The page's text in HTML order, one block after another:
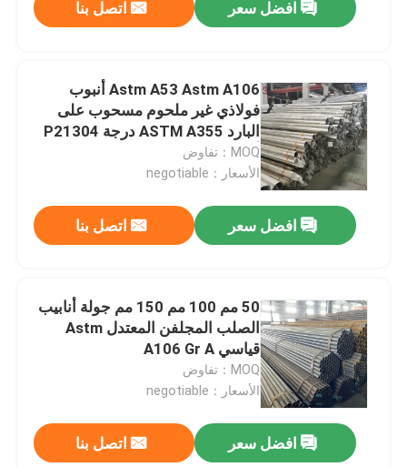
افضل سعر اتصل بنا
Astm A53 Astm A106 أنبوب
فولاذي غير ملحوم مسحوب على
البارد ASTM A355 درجة P21304
أنبوب غير ملحوم
MOQ：تفاوض
الأسعار：negotiable
افضل سعر اتصل بنا
50 مم 100 مم 150 مم جولة أنابيب
الصلب المجلفن المعتدل Astm
قياسي A106 Gr A
MOQ：تفاوض
الأسعار：negotiable
افضل سعر اتصل بنا